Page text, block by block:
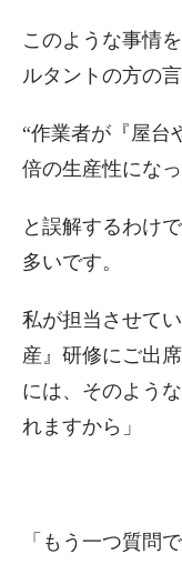
このような事情
ルタントの方の
“作業者が『屋台
倍の生産性にな
と誤解するわけ
多いです。
私が担当させて
産』研修にご出
には、そのよう
れますから」
「もう一つ質問